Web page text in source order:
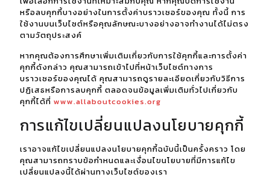
หรือลบคุกกี้บางอย่างในการตั้งค่าบราวเซอร์ของคุณ ทั้งนี้ การ
ใช้งานบนเว็บไซต์หรือคุณลักษณะบางอย่างอาจทำงานได้ไม่ตรง
ตามวัตถุประสงค์
หากคุณต้องการศึกษาเพิ่มเติมเกี่ยวกับการใช้คุกกี้และการตั้งค่า
คุกกี้ดังกล่าว คุณสามารถเข้าไปที่หน้าเว็บไซต์ทางการ
บราวเซอร์ของคุณได้ คุณสามารถดูรายละเอียดเกี่ยวกับวิธีการ
ปฏิเสธหรือการลบคุกกี้ ตลอดจนข้อมูลเพิ่มเติมทั่วไปเกี่ยวกับ
คุกกี้ได้ที่ www.allaboutcookies.org
การแก้ไขเปลี่ยนแปลงนโยบายคุกกี้
เราอาจแก้ไขเปลี่ยนแปลงนโยบายคุกกี้ฉบับนี้เป็นครั้งคราว โดย
คุณสามารถทราบข้อกำหนดและเงื่อนไขนโยบายที่มีการแก้ไข
เปลี่ยนแปลงนี้ได้ผ่านทางเว็บไซต์ของเรา